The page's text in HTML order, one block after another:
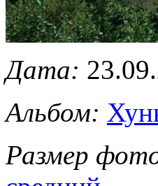
Дата:
Альбом:
Размер